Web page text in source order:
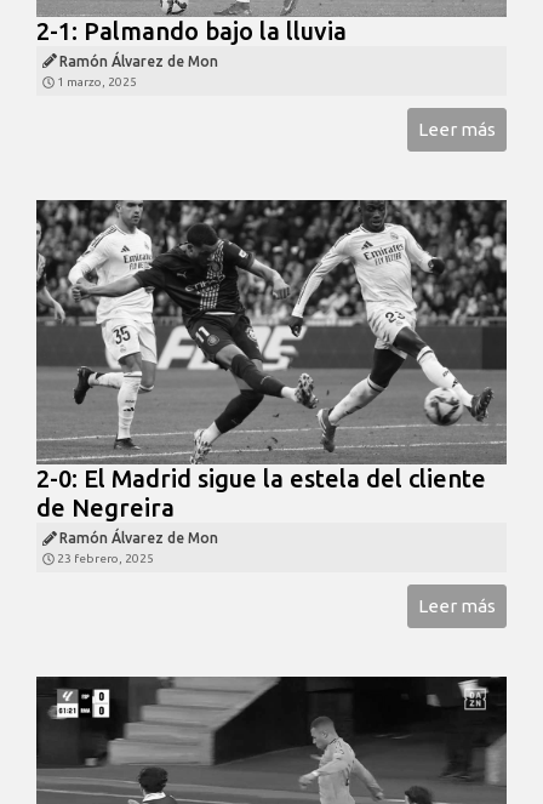
2-1: Palmando bajo la lluvia
Ramón Álvarez de Mon
1 marzo, 2025
Leer más
2-0: El Madrid sigue la estela del cliente
de Negreira
Ramón Álvarez de Mon
23 febrero, 2025
Leer más